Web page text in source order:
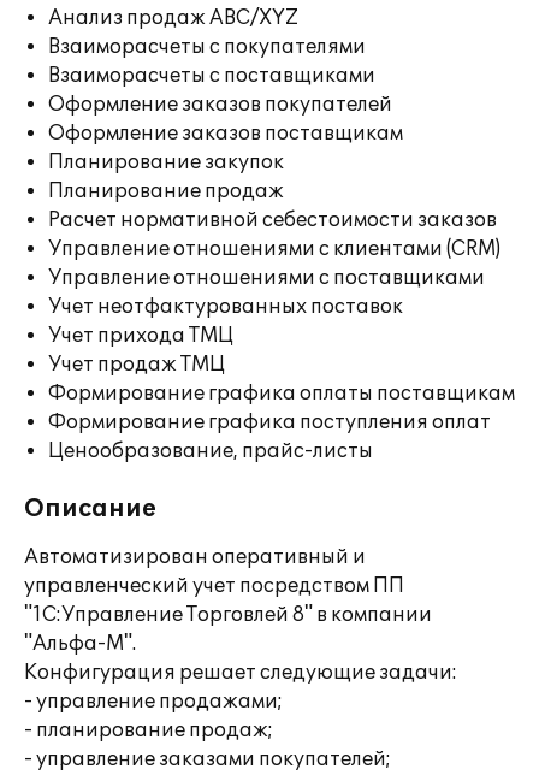
Анализ продаж ABC/XYZ
Взаиморасчеты с покупателями
Взаиморасчеты с поставщиками
Оформление заказов покупателей
Оформление заказов поставщикам
Планирование закупок
Планирование продаж
Расчет нормативной себестоимости заказов
Управление отношениями с клиентами (CRM)
Управление отношениями с поставщиками
Учет неотфактурованных поставок
Учет прихода ТМЦ
Учет продаж ТМЦ
Формирование графика оплаты поставщикам
Формирование графика поступления оплат
Ценообразование, прайс-листы
Описание
Автоматизирован оперативный и
управленческий учет посредством ПП
"1С:Управление Торговлей 8" в компании
"Альфа-М".
Конфигурация решает следующие задачи:
- управление продажами;
- планирование продаж;
- управление заказами покупателей;